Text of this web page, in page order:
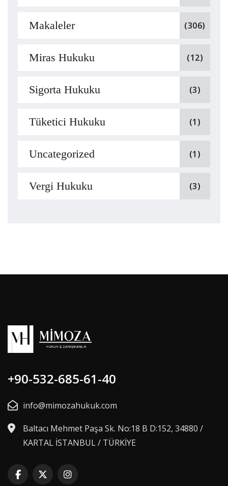
Makaleler (306)
Miras Hukuku (12)
Sigorta Hukuku (3)
Tüketici Hukuku (1)
Uncategorized (1)
Vergi Hukuku (3)
+90-532-685-61-40
info@mimozahukuk.com
Baltacı Mehmet Paşa Sk. No:18 B D:152, 34880 /
KARTAL İSTANBUL / TÜRKİYE